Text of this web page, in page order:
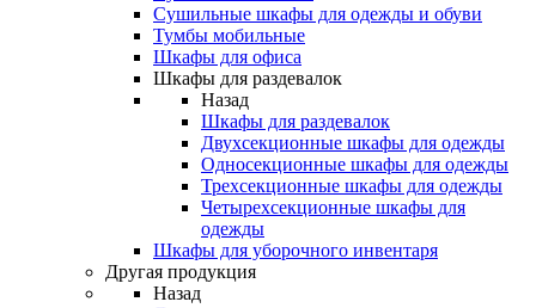
Сушильные шкафы для одежды и обуви
Тумбы мобильные
Шкафы для офиса
Шкафы для раздевалок
Назад
Шкафы для раздевалок
Двухсекционные шкафы для одежды
Односекционные шкафы для одежды
Трехсекционные шкафы для одежды
Четырехсекционные шкафы для
одежды
Шкафы для уборочного инвентаря
Другая продукция
Назад